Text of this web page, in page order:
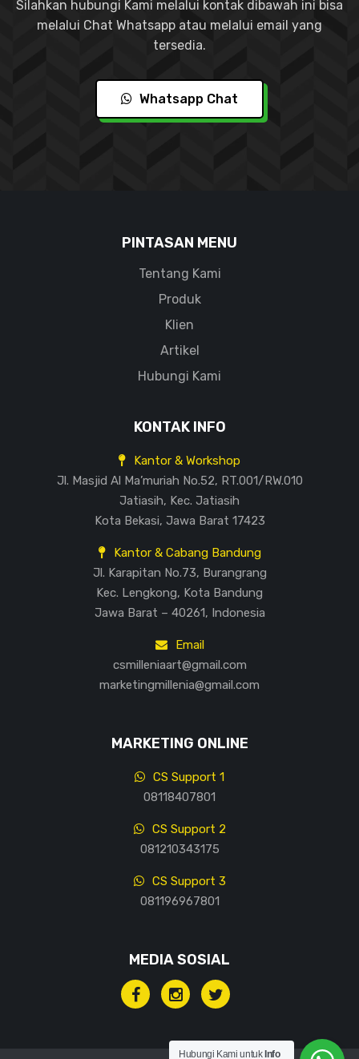
Silahkan hubungi Kami melalui kontak dibawah ini bisa
melalui Chat Whatsapp atau melalui email yang
tersedia.
Whatsapp Chat
PINTASAN MENU
Tentang Kami
Produk
Klien
Artikel
Hubungi Kami
KONTAK INFO
Kantor & Workshop
Jl. Masjid Al Ma’muriah No.52, RT.001/RW.010
Jatiasih, Kec. Jatiasih
Kota Bekasi, Jawa Barat 17423
Kantor & Cabang Bandung
Jl. Karapitan No.73, Burangrang
Kec. Lengkong, Kota Bandung
Jawa Barat – 40261, Indonesia
Email
csmilleniaart@gmail.com
marketingmillenia@gmail.com
MARKETING ONLINE
CS Support 1
08118407801
CS Support 2
081210343175
CS Support 3
081196967801
MEDIA SOSIAL
Hubungi Kami untuk Info